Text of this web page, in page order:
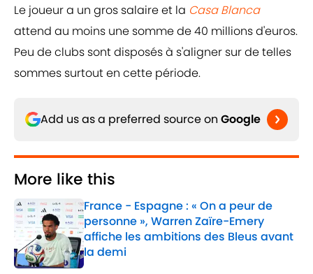
Le joueur a un gros salaire et la Casa Blanca
attend au moins une somme de 40 millions d'euros.
Peu de clubs sont disposés à s'aligner sur de telles
sommes surtout en cette période.
Add us as a preferred source on Google
More like this
France - Espagne : « On a peur de
personne », Warren Zaïre-Emery
affiche les ambitions des Bleus avant
la demi
Published by on Invalid Date